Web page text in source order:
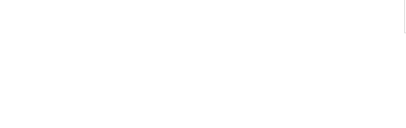
积累的技术和运营能力，成功
管理，建设方面由斗山能源负